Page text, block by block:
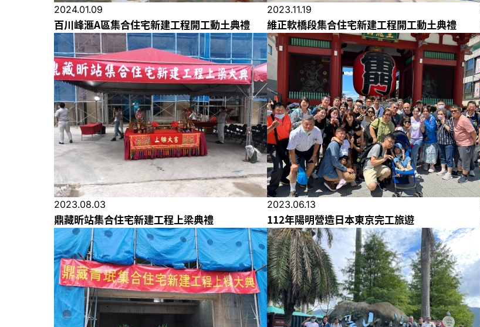
2024.01.09
百川峰滙A區集合住宅新建工程開工動土典禮
2023.11.19
維正軟橋段集合住宅新建工程開工動土典禮
2023.08.03
鼎藏昕站集合住宅新建工程上梁典禮
2023.06.13
112年陽明營造日本東京完工旅遊